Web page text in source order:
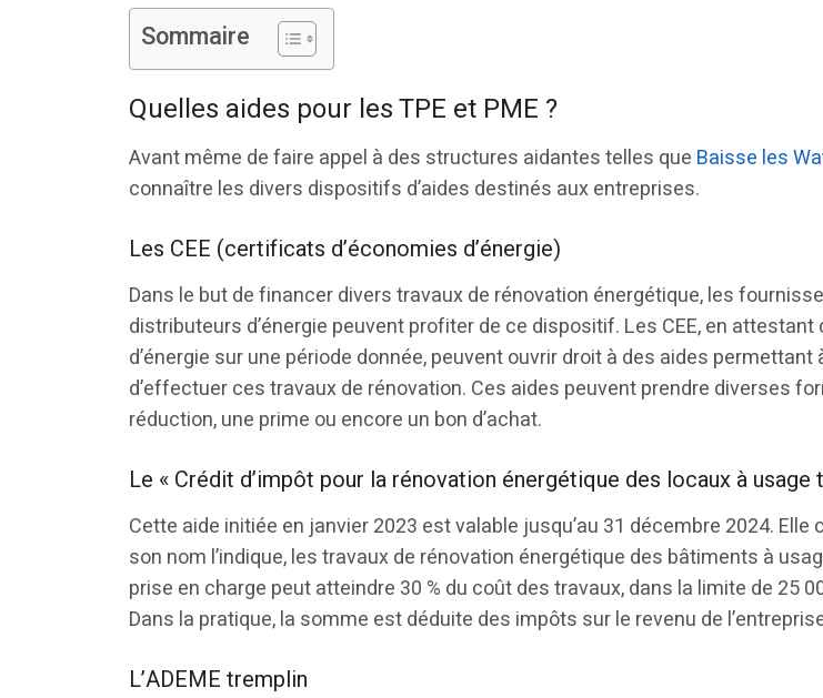
Sommaire
Quelles aides pour les TPE et PME ?
Avant même de faire appel à des structures aidantes telles que Baisse les
connaître les divers dispositifs d’aides destinés aux entreprises.
Les CEE (certificats d’économies d’énergie)
Dans le but de financer divers travaux de rénovation énergétique, les
distributeurs d’énergie peuvent profiter de ce dispositif. Les CEE, en attestant
d’énergie sur une période donnée, peuvent ouvrir droit à des aides permettant
d’effectuer ces travaux de rénovation. Ces aides peuvent prendre diverses
réduction, une prime ou encore un bon d’achat.
Le « Crédit d’impôt pour la rénovation énergétique des locaux à usage
Cette aide initiée en janvier 2023 est valable jusqu’au 31 décembre 2024. Elle
son nom l’indique, les travaux de rénovation énergétique des bâtiments à
prise en charge peut atteindre 30 % du coût des travaux, dans la limite de 25
Dans la pratique, la somme est déduite des impôts sur le revenu de
L’ADEME tremplin